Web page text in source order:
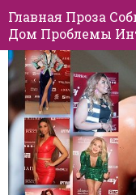
Главная Проза
Дом Проблемы